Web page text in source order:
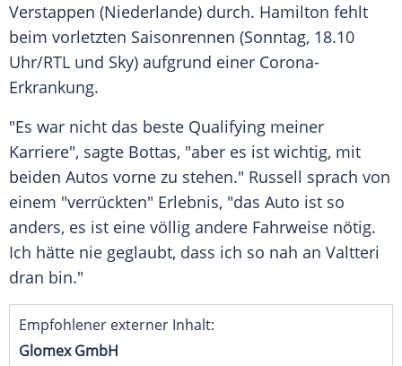
Verstappen (Niederlande) durch. Hamilton fehlt
beim vorletzten Saisonrennen (Sonntag, 18.10
Uhr/RTL und Sky) aufgrund einer Corona-
Erkrankung.
"Es war nicht das beste Qualifying meiner
Karriere", sagte Bottas, "aber es ist wichtig, mit
beiden Autos vorne zu stehen." Russell sprach von
einem "verrückten" Erlebnis, "das Auto ist so
anders, es ist eine völlig andere Fahrweise nötig.
Ich hätte nie geglaubt, dass ich so nah an Valtteri
dran bin."
Empfohlener externer Inhalt:
Glomex GmbH